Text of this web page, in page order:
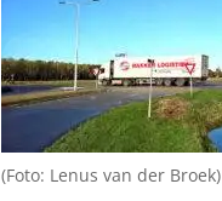
(Foto: Lenus van der Broek)